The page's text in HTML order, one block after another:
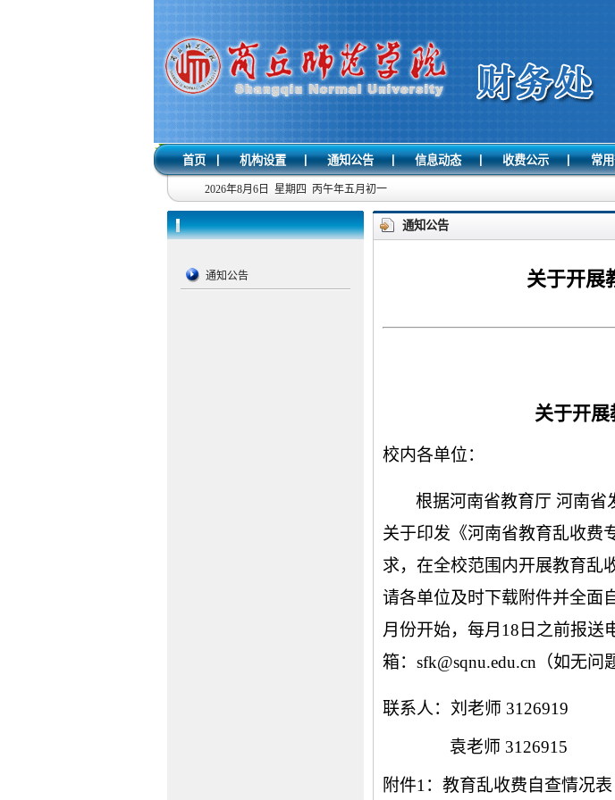
首页 | 机构设置 | 通知公告 | 信息动态 | 收费公示 | 常
2026年8月6日 星期四 丙午年五月初一
通知公告
通知公告
关于开展
关于开展
校内各单位：
根据河南省教育厅 河南省
关于印发《河南省教育乱收费
求，在全校范围内开展教育乱
请各单位及时下载附件并全面
月份开始，每月18日之前报送
箱： sfk@sqnu.edu.cn（如无问
联系人：刘老师 3126919
袁老师 3126915
附件1：教育乱收费自查情况表